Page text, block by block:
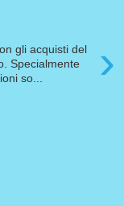
›
gli acquisti del
Specialmente
so...